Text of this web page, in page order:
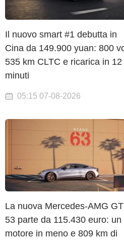
Il nuovo smart #1 debutta in
Cina da 149.900 yuan: 800
535 km CLTC e ricarica in 12
minuti
05:15 07-08-2026
La nuova Mercedes-AMG GT
53 parte da 115.430 euro: un
motore in meno e 809 km di